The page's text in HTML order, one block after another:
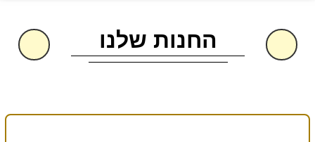
החנות שלנו